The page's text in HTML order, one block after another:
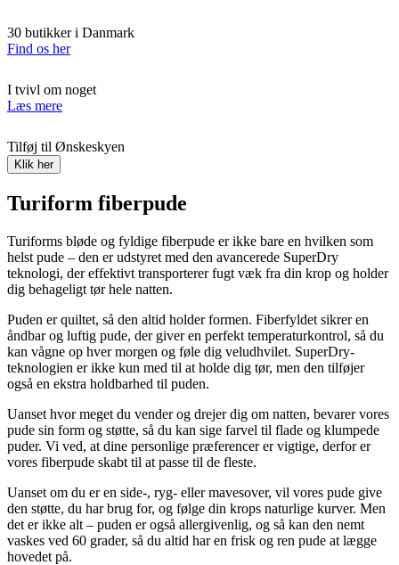
30 butikker i Danmark
Find os her
I tvivl om noget
Læs mere
Tilføj til Ønskeskyen
Klik her
Turiform fiberpude
Turiforms bløde og fyldige fiberpude er ikke bare en hvilken som
helst pude – den er udstyret med den avancerede SuperDry
teknologi, der effektivt transporterer fugt væk fra din krop og holder
dig behageligt tør hele natten.
Puden er quiltet, så den altid holder formen. Fiberfyldet sikrer en
åndbar og luftig pude, der giver en perfekt temperaturkontrol, så du
kan vågne op hver morgen og føle dig veludhvilet. SuperDry-
teknologien er ikke kun med til at holde dig tør, men den tilføjer
også en ekstra holdbarhed til puden.
Uanset hvor meget du vender og drejer dig om natten, bevarer vores
pude sin form og støtte, så du kan sige farvel til flade og klumpede
puder. Vi ved, at dine personlige præferencer er vigtige, derfor er
vores fiberpude skabt til at passe til de fleste.
Uanset om du er en side-, ryg- eller mavesover, vil vores pude give
den støtte, du har brug for, og følge din krops naturlige kurver. Men
det er ikke alt – puden er også allergivenlig, og så kan den nemt
vaskes ved 60 grader, så du altid har en frisk og ren pude at lægge
hovedet på.